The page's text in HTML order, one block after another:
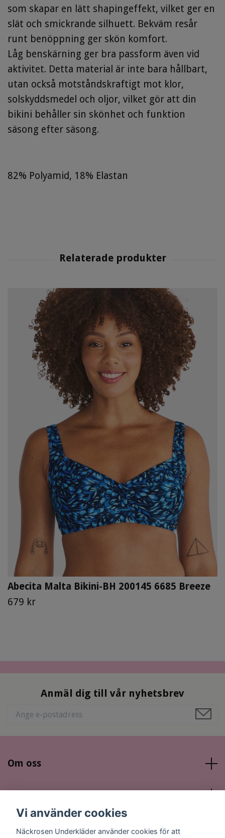
som skapar en lätt shapingeffekt, vilket ger en
slät och smickrande silhuett. Bekväm resår
runt benöppning ger skön komfort.
Låg benskärning ger bra passform även vid
aktivitet. Detta material är inte bara hållbart,
utan också motståndskraftigt mot klor,
solskyddsmedel och oljor, vilket gör att din
bikini behåller sin skönhet och funktion
säsong efter säsong.
82% Polyamid, 18% Elastan
Abecita Malta Bikini-BH 200145 6685 Breeze
679 kr
Anmäl dig till vår nyhetsbrev
Om oss
Sociala medier
Vi använder cookies
Näckrosen Underkläder använder cookies för att